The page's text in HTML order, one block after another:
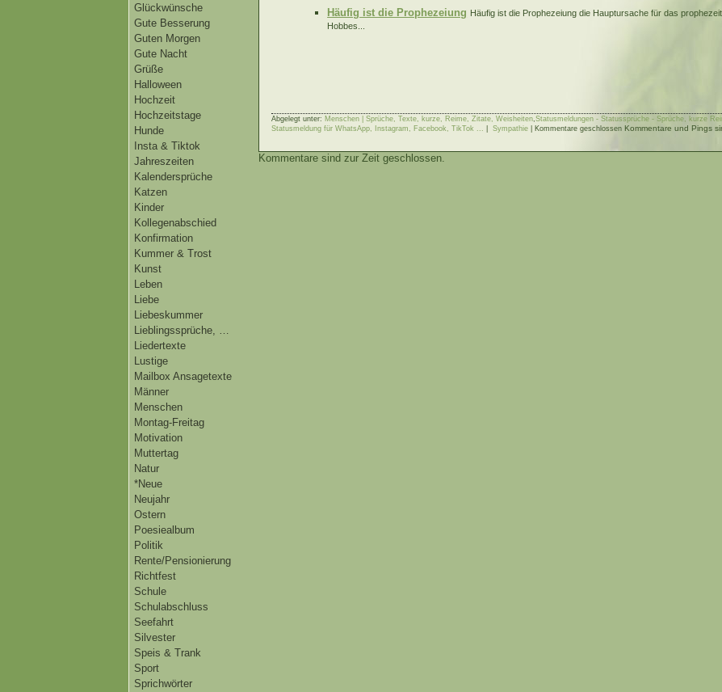
Glückwünsche
Gute Besserung
Guten Morgen
Gute Nacht
Grüße
Halloween
Hochzeit
Hochzeitstage
Hunde
Insta & Tiktok
Jahreszeiten
Kalendersprüche
Katzen
Kinder
Kollegenabschied
Konfirmation
Kummer & Trost
Kunst
Leben
Liebe
Liebeskummer
Lieblingssprüche, …
Liedertexte
Lustige
Mailbox Ansagetexte
Männer
Menschen
Montag-Freitag
Motivation
Muttertag
Natur
*Neue
Neujahr
Ostern
Poesiealbum
Politik
Rente/Pensionierung
Richtfest
Schule
Schulabschluss
Seefahrt
Silvester
Speis & Trank
Sport
Sprichwörter
Häufig ist die Prophezeiung Häufig ist die Prophezeiung die Hauptursache für das
Hobbes...
Abgelegt unter: Menschen | Sprüche, Texte, kurze, Reime, Zitate, Weisheiten,Statusmeldungen - Statussprüche - Sprüche, kurze
Statusmeldung für WhatsApp, Instagram, Facebook, TikTok ...
Sympathie Kommentare geschlossen Kommentare und Pings
Kommentare sind zur Zeit geschlossen.